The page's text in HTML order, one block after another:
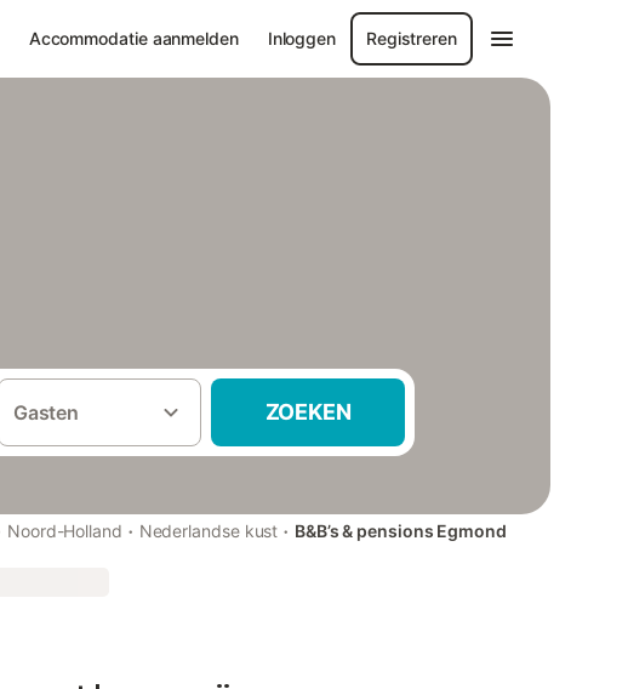
Accommodatie aanmelden Inloggen Registreren
Gasten ZOEKEN
Noord-Holland · Nederlandse kust · B&B’s & pensions Egmond